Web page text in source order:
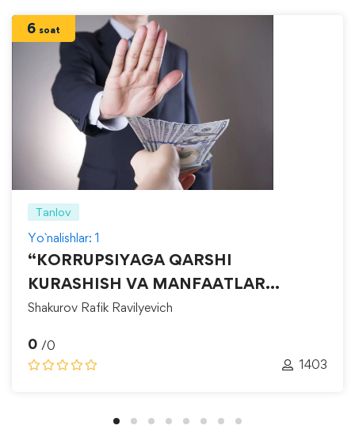
6 soat
Tanlov
Yo`nalishlar: 1
“KORRUPSIYAGA QARSHI
KURASHISH VA MANFAATLAR
TO‘QNASHUVINI BOSHQARISH”
Shakurov Rafik Ravilyevich
0 /0
1403